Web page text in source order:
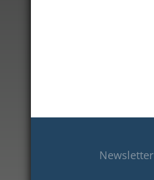
Newsletter